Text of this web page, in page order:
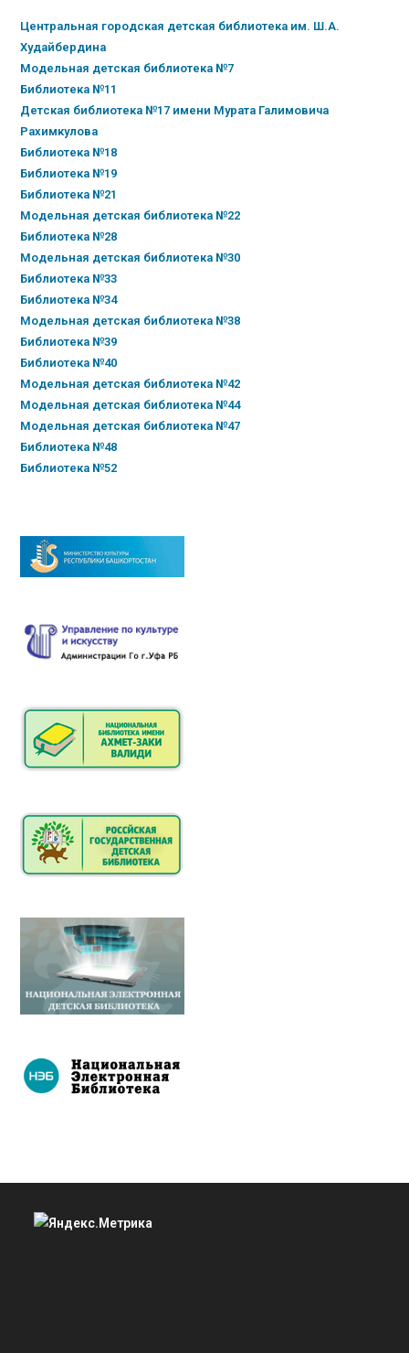
Центральная городская детская библиотека им. Ш.А.
Худайбердина
Модельная детская библиотека №7
Библиотека №11
Детская библиотека №17 имени Мурата Галимовича
Рахимкулова
Библиотека №18
Библиотека №19
Библиотека №21
Модельная детская библиотека №22
Библиотека №28
Модельная детская библиотека №30
Библиотека №33
Библиотека №34
Модельная детская библиотека №38
Библиотека №39
Библиотека №40
Модельная детская библиотека №42
Модельная детская библиотека №44
Модельная детская библиотека №47
Библиотека №48
Библиотека №52